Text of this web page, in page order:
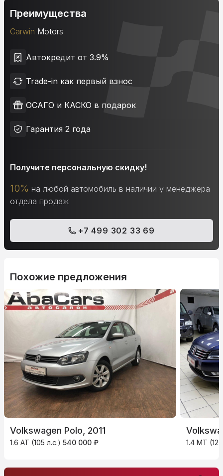
Преимущества
Carwin Motors
Автокредит от 3.9%
Trade-in как первый взнос
ОСАГО и КАСКО в подарок
Гарантия 2 года
Получите персональную скидку!
10% на любой автомобиль в наличии у менеджера
отдела продаж
+7 499 302 33 69
Похожие предложения
Volkswagen Polo, 2011
1.6 AT (105 л.с.) 540 000 ₽ 1.4 MT